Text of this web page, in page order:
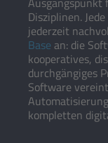
Disziplinen.
jederzeit
Base an: die
kooperatives,
durchgängiges
Software
kompletten